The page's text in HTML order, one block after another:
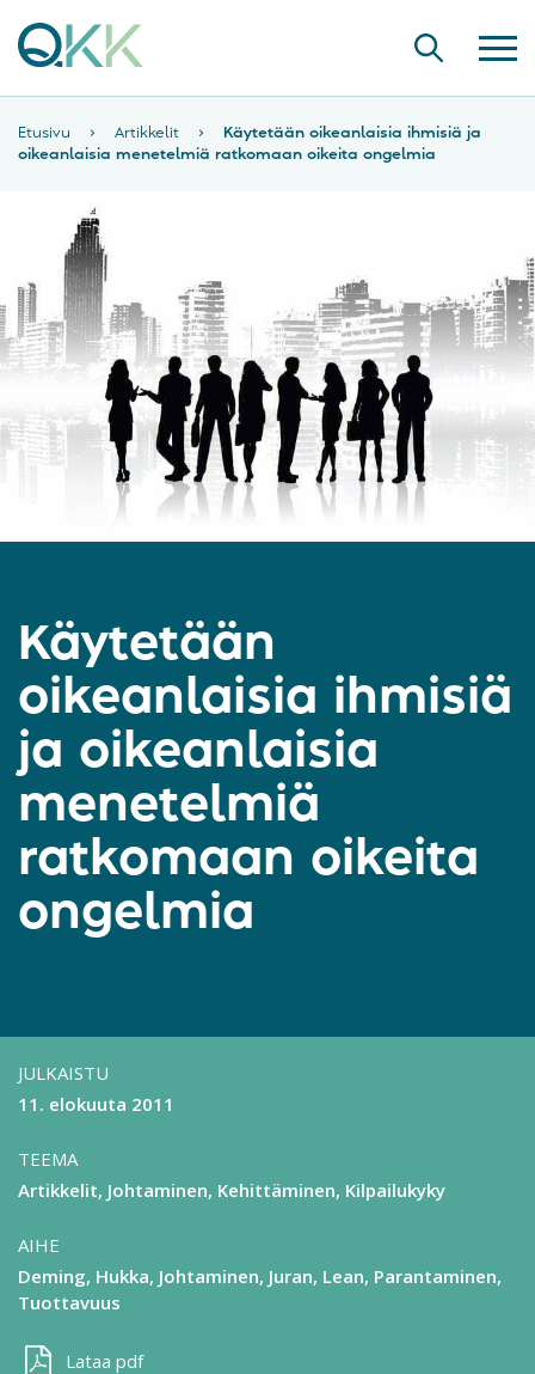
Etusivu › Artikkelit ›
Käytetään oikeanlaisia ihmisiä ja
oikeanlaisia menetelmiä ratkomaan oikeita ongelmia
Käytetään
oikeanlaisia ihmisiä
ja oikeanlaisia
menetelmiä
ratkomaan oikeita
ongelmia
JULKAISTU
11. elokuuta 2011
TEEMA
Artikkelit Johtaminen Kehittäminen Kilpailukyky
AIHE
Deming Hukka Johtaminen Juran Lean Parantaminen
Tuottavuus
Lataa pdf